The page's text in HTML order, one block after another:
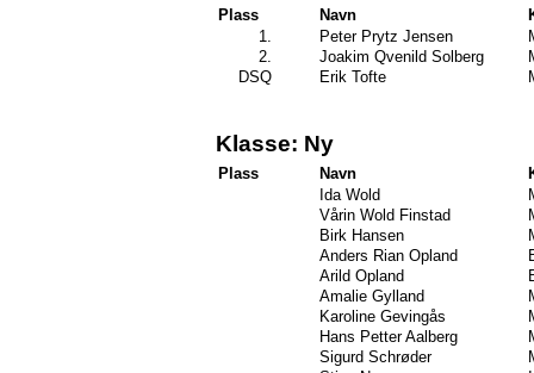
Plass Navn
1.
Peter Prytz Jensen
2.
Joakim Qvenild Solberg
DSQ
Erik Tofte
Klasse: Ny
Plass Navn
Ida Wold
Vårin Wold Finstad
Birk Hansen
Anders Rian Opland
Arild Opland
Amalie Gylland
Karoline Gevingås
Hans Petter Aalberg
Sigurd Schrøder